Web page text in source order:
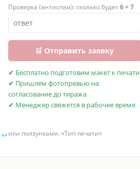
Проверка (антиспам): сколько будет6 + 7
🛒 Отправить заявку
✔ Бесплатно подготовим макет к печати
✔ Пришлём фотопревью на
согласование до тиража
✔ Менеджер свяжется в рабочее время
◡или ползунками. «Тип печати»